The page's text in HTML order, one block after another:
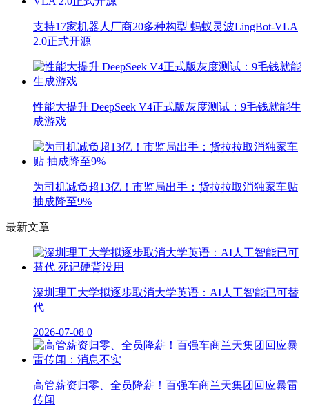
支持17家机器人厂商20多种构型 蚂蚁灵波LingBot-VLA
2.0正式开源
性能大提升 DeepSeek V4正式版灰度测试：9毛钱就能生
成游戏
为司机减负超13亿！市监局出手：货拉拉取消独家车贴
抽成降至9%
最新文章
深圳理工大学拟逐步取消大学英语：AI人工智能已可替
代
2026-07-08 0
高管薪资归零、全员降薪！百强车商兰天集团回应暴雷
传闻